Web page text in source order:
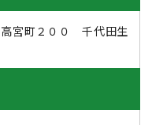
高宮町２００ 千代田生